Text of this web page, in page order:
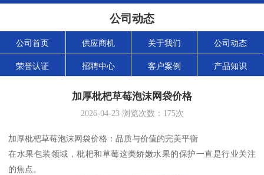
公司动态
公司首页 供应商机 关于我们 公司动态
荣誉认证 招聘中心 客户案例 产品知识
加厚枇杷草莓泡沫网袋价格
2026-04-23浏览次数： 175次
加厚枇杷草莓泡沫网袋价格：品质与价值的完美平衡
在水果包装领域，枇杷和草莓这类娇嫩水果的保护一直是行业关注
的焦点。